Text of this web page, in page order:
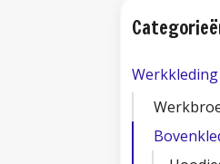
Werkkleding